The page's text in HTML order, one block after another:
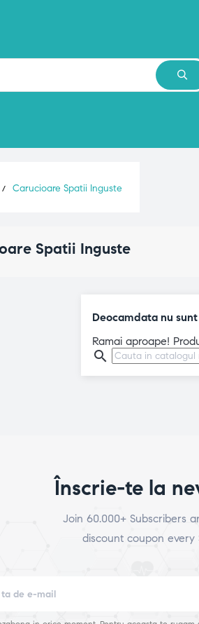
Carucioare Spatii Inguste
Spatii Inguste
Deocamdata nu
Ramai aproape!
search
Înscrie-te la
Join 60.000+ Subscribers
discount coupon every